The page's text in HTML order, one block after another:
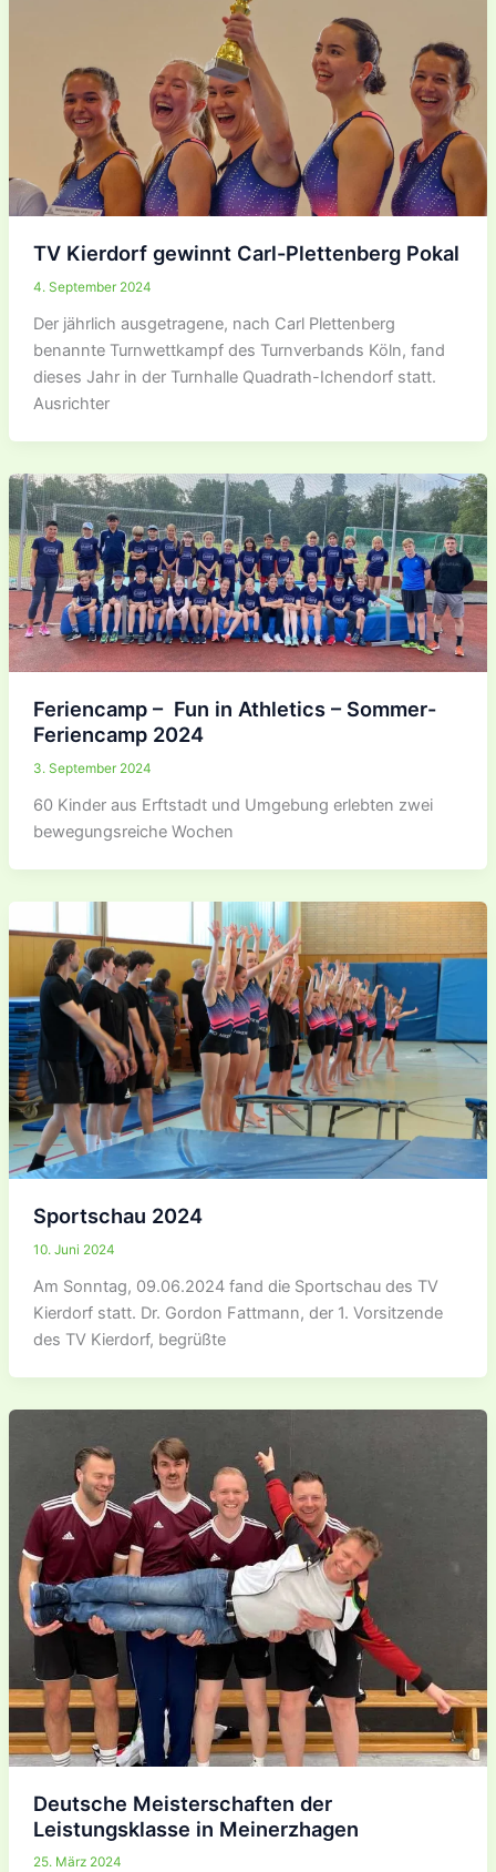
TV Kierdorf gewinnt Carl-Plettenberg Pokal
4. September 2024
Der jährlich ausgetragene, nach Carl Plettenberg
benannte Turnwettkampf des Turnverbands Köln, fand
dieses Jahr in der Turnhalle Quadrath-Ichendorf statt.
Ausrichter
Feriencamp – Fun in Athletics – Sommer-
Feriencamp 2024
3. September 2024
60 Kinder aus Erftstadt und Umgebung erlebten zwei
bewegungsreiche Wochen
Sportschau 2024
10. Juni 2024
Am Sonntag, 09.06.2024 fand die Sportschau des TV
Kierdorf statt. Dr. Gordon Fattmann, der 1. Vorsitzende
des TV Kierdorf, begrüßte
Deutsche Meisterschaften der
Leistungsklasse in Meinerzhagen
25. März 2024